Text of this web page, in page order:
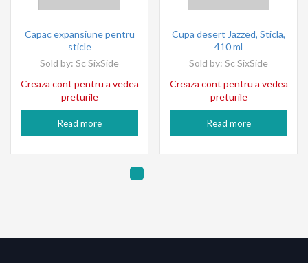
Capac expansiune pentru
sticle
Sold by: Sc SixSide
Creaza cont pentru a vedea
preturile
Read more
Cupa desert Jazzed, Sticla,
410 ml
Sold by: Sc SixSide
Creaza cont pentru a vedea
preturile
Read more